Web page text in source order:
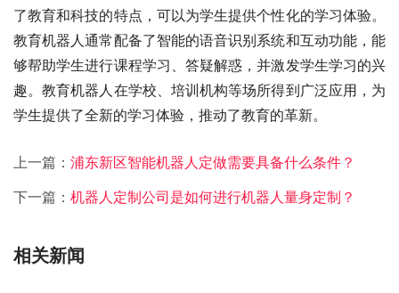
了教育和科技的特点，可以为学生提供个性化的学习体验。
教育机器人通常配备了智能的语音识别系统和互动功能，能
够帮助学生进行课程学习、答疑解惑，并激发学生学习的兴
趣。教育机器人在学校、培训机构等场所得到广泛应用，为
学生提供了全新的学习体验，推动了教育的革新。
上一篇： 浦东新区智能机器人定做需要具备什么条件？
下一篇： 机器人定制公司是如何进行机器人量身定制？
相关新闻